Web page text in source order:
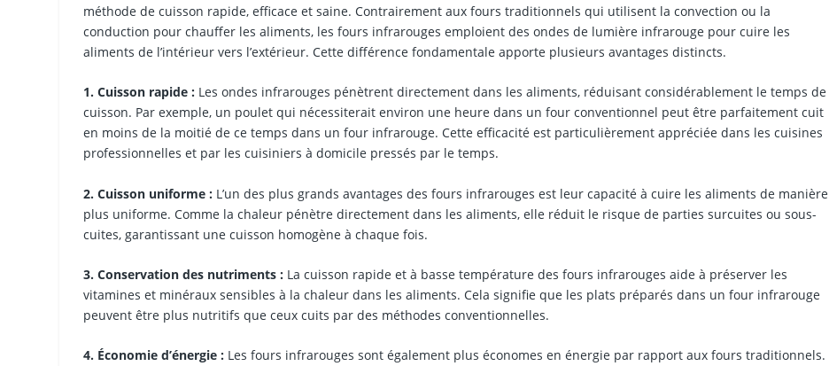
méthode de cuisson rapide, efficace et saine. Contrairement aux fours traditionnels qui utilisent la convection ou la
conduction pour chauffer les aliments, les fours infrarouges emploient des ondes de lumière infrarouge pour cuire les
aliments de l’intérieur vers l’extérieur. Cette différence fondamentale apporte plusieurs avantages distincts.
1. Cuisson rapide : Les ondes infrarouges pénètrent directement dans les aliments, réduisant considérablement le temps de
cuisson. Par exemple, un poulet qui nécessiterait environ une heure dans un four conventionnel peut être parfaitement cuit
en moins de la moitié de ce temps dans un four infrarouge. Cette efficacité est particulièrement appréciée dans les cuisines
professionnelles et par les cuisiniers à domicile pressés par le temps.
2. Cuisson uniforme : L’un des plus grands avantages des fours infrarouges est leur capacité à cuire les aliments de manière
plus uniforme. Comme la chaleur pénètre directement dans les aliments, elle réduit le risque de parties surcuites ou sous-
cuites, garantissant une cuisson homogène à chaque fois.
3. Conservation des nutriments : La cuisson rapide et à basse température des fours infrarouges aide à préserver les
vitamines et minéraux sensibles à la chaleur dans les aliments. Cela signifie que les plats préparés dans un four infrarouge
peuvent être plus nutritifs que ceux cuits par des méthodes conventionnelles.
4. Économie d’énergie : Les fours infrarouges sont également plus économes en énergie par rapport aux fours traditionnels.